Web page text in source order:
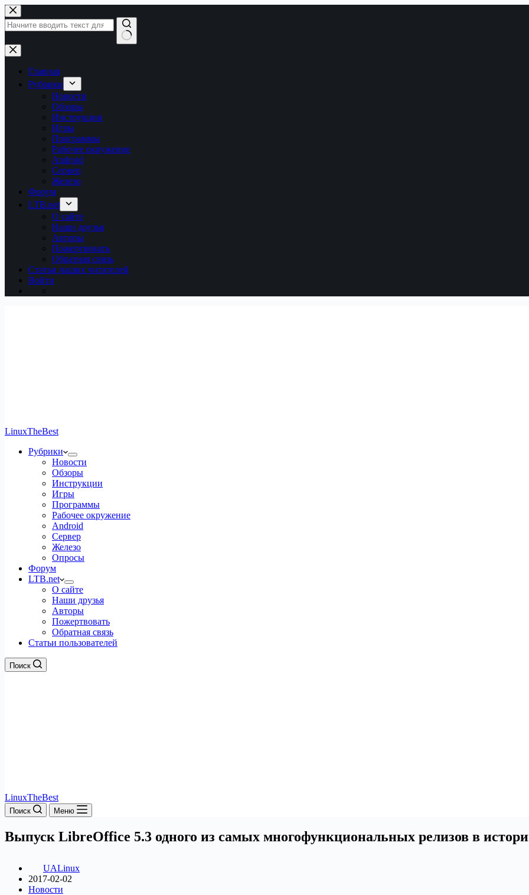
Перейти
к
сути
Ничего
не
найденоГлавная
Рубрики
Новости
Обзоры
Инструкции
Игры
Программы
Рабочее окружение
Android
Сервер
Железо
Форум
LTB.net
О сайте
Наши друзья
Авторы
Пожертвовать
Обратная связь
Статьи наших читателей
Войти
LinuxTheBest
Рубрики
Новости
Обзоры
Инструкции
Игры
Программы
Рабочее окружение
Android
Сервер
Железо
Опросы
Форум
LTB.net
О сайте
Наши друзья
Авторы
Пожертвовать
Обратная связь
Статьи пользователей
Поиск
LinuxTheBest
Поиск Меню
Выпуск LibreOffice 5.3 одного из самых многофункциональных релизов в
UALinux
2017-02-02
Новости